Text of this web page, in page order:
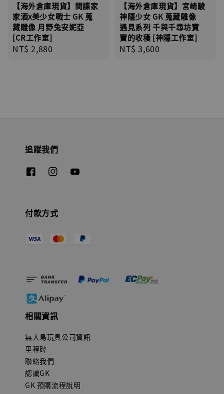
【海外倉庫現貨】間諜家
家酒x美少女戰士 GK 蒐
藏雕像 月野兔安妮亞
[CR工作室]
Regular
NT$ 2,880
【海外倉庫現貨】宮崎駿
神隱少女 GK 蒐藏雕像
遇見系列 千與千尋坊寶
寶的收穫 [神隱工作室]
Regular
NT$ 3,600
追蹤我們
付款方式
相關資訊
無人島玩具公司資訊
里程碑
聯絡我們
認識GK
GK 預購流程說明